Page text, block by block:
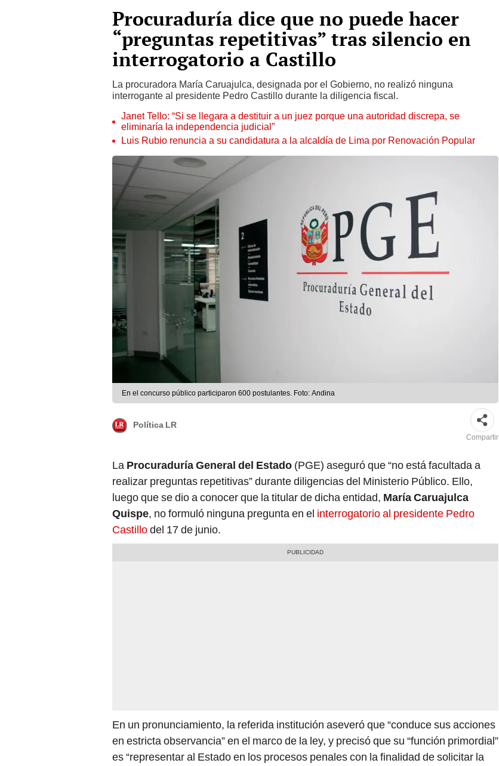
Procuraduría dice que no puede hacer
“preguntas repetitivas” tras silencio en
interrogatorio a Castillo
La procuradora María Caruajulca, designada por el Gobierno, no realizó ninguna
interrogante al presidente Pedro Castillo durante la diligencia fiscal.
Janet Tello: “Si se llegara a destituir a un juez porque una autoridad discrepa, se
eliminaría la independencia judicial”
Luis Rubio renuncia a su candidatura a la alcaldía de Lima por Renovación Popular
En el concurso público participaron 600 postulantes. Foto: Andina
Política LR
Compartir
La Procuraduría General del Estado (PGE) aseguró que “no está facultada a
realizar preguntas repetitivas” durante diligencias del Ministerio Público. Ello,
luego que se dio a conocer que la titular de dicha entidad, María Caruajulca
Quispe, no formuló ninguna pregunta en el interrogatorio al presidente Pedro
Castillodel 17 de junio.
En un pronunciamiento, la referida institución aseveró que “conduce sus acciones
en estricta observancia” en el marco de la ley, y precisó que su “función primordial”
es “representar al Estado en los procesos penales con la finalidad de solicitar la